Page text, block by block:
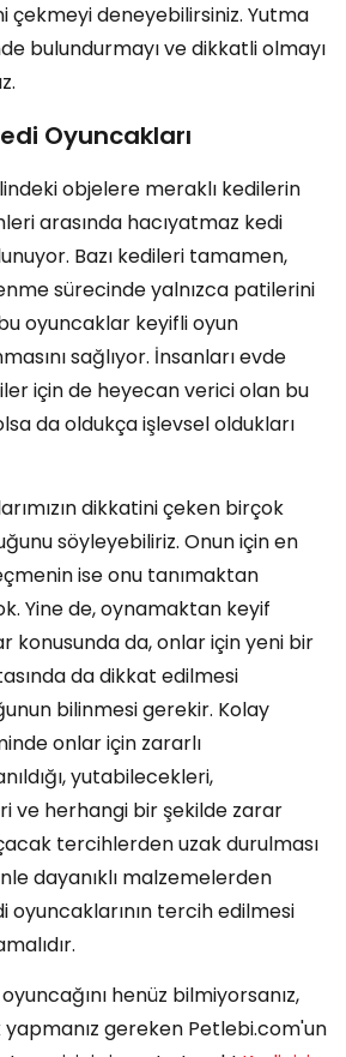
çekmeyi deneyebilirsiniz. Yutma
bulundurmayı ve dikkatli olmayı
Oyuncakları
objelere meraklı kedilerin
arasında hacıyatmaz kedi
Bazı kedileri tamamen,
sürecinde yalnızca patilerini
oyuncaklar keyifli oyun
sağlıyor. İnsanları evde
için de heyecan verici olan bu
da oldukça işlevsel oldukları
dikkatini çeken birçok
söyleyebiliriz. Onun için en
ise onu tanımaktan
Yine de, oynamaktan keyif
konusunda da, onlar için yeni bir
da dikkat edilmesi
bilinmesi gerekir. Kolay
onlar için zararlı
yutabilecekleri,
ve herhangi bir şekilde zarar
tercihlerden uzak durulması
dayanıklı malzemelerden
oyuncaklarının tercih edilmesi
henüz bilmiyorsanız,
gereken Petlebi.com'un